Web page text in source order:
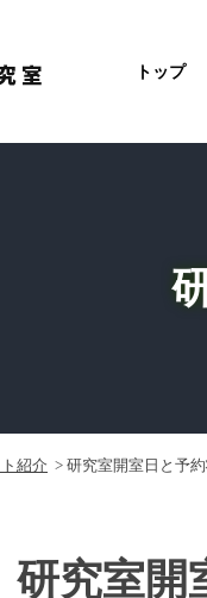
トップ
紹介 研究室開室日と予
研究室開